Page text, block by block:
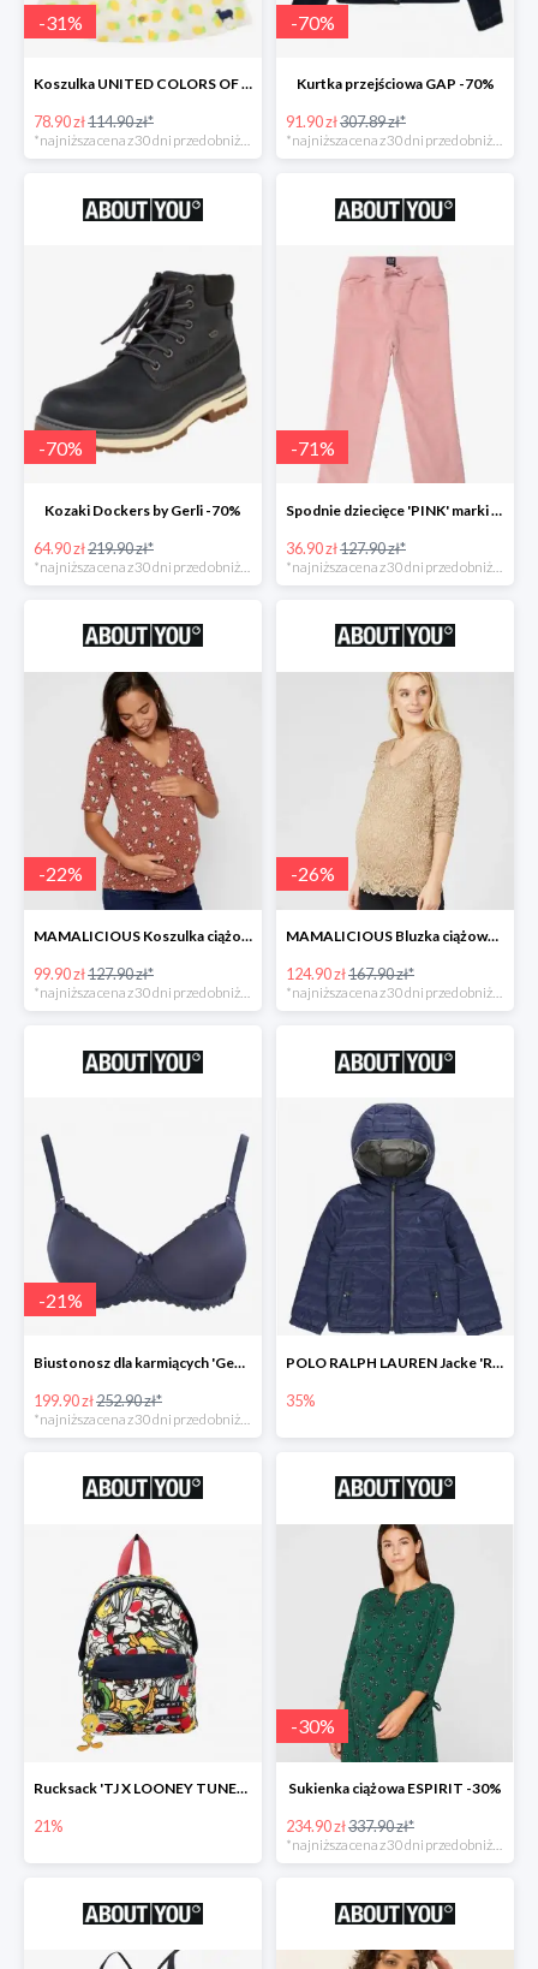
-31%
Koszulka UNITED COLORS OF BENETTON
78.90 zł114.90 zł*
*najniższa cena z 30 dni przed obniżką
-70%
Kurtka przejściowa GAP -70%
91.90 zł307.89 zł*
*najniższa cena z 30 dni przed obniżką
-70%
Kozaki Dockers by Gerli -70%
64.90 zł219.90 zł*
-71%
Spodnie dziecięce 'PINK' marki GAP -71%
36.90 zł127.90 zł*
-22%
MAMALICIOUS Koszulka ciążowa 'Zana' -26%
99.90 zł127.90 zł*
*najniższa cena z 30 dni przed obniżką
-26%
MAMALICIOUS Bluzka ciążowa -26%
124.90 zł167.90 zł*
*najniższa cena z 30 dni przed obniżką
-21%
Biustonosz dla karmiących 'Geo Lace' -21%
199.90 zł252.90 zł*
POLO RALPH LAUREN Jacke 'REVERSE' w kolorze granatowym
35%
Rucksack 'TJ X LOONEY TUNES Plecak
21%
-30%
Sukienka ciążowa ESPIRIT -30%
234.90 zł337.90 zł*
*najniższa cena z 30 dni przed obniżką